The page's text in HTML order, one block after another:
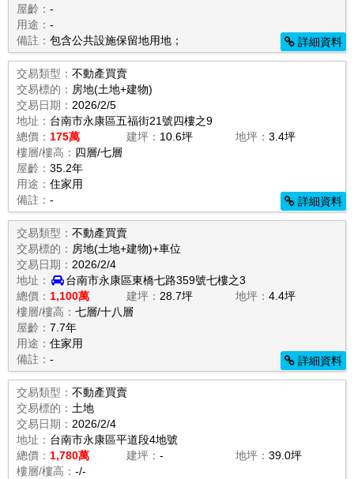
屋齡： -
用途： -
備註： 包含公共設施保留地用地； 詳細資料
交易類型： 不動產買賣
交易標的： 房地(土地+建物)
交易日期： 2026/2/5
地址： 台南市永康區五福街21號四樓之9
總價： 175萬 建坪： 10.6坪 地坪：3.4坪
樓層/樓高： 四層/七層
屋齡： 35.2年
用途： 住家用
備註： - 詳細資料
交易類型： 不動產買賣
交易標的： 房地(土地+建物)+車位
交易日期： 2026/2/4
地址：
台南市永康區東橋七路359號七樓之3
總價： 1,100萬 建坪： 28.7坪 地坪：4.4坪
樓層/樓高： 七層/十八層
屋齡： 7.7年
用途： 住家用
備註： - 詳細資料
交易類型： 不動產買賣
交易標的： 土地
交易日期： 2026/2/4
地址： 台南市永康區平道段4地號
總價： 1,780萬 建坪： - 地坪：39.0坪
樓層/樓高： -/-